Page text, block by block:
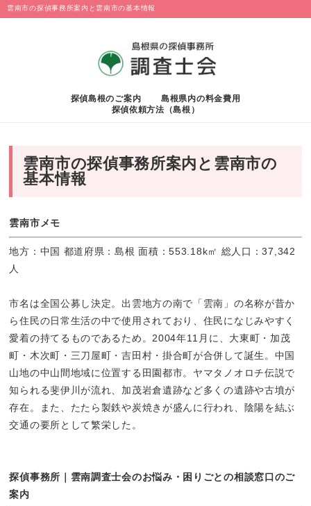
雲南市の探偵事務所案内と雲南市の
基本情報
雲南市メモ
地方：中国 都道府県：島根 面積：553.18k㎡ 総人口：37,342
人
市名は全国公募し決定。出雲地方の南で「雲南」の名称が昔か
ら住民の日常生活の中で使用されており、住民になじみやすく
愛着の持てるものであるため。2004年11月に、大東町・加茂
町・木次町・三刀屋町・吉田村・掛合町が合併して誕生。中国
山地の中山間地域に位置する田園都市。ヤマタノオロチ伝説で
知られる斐伊川が流れ、加茂岩倉遺跡など多くの遺跡や古墳が
存在。また、たたら製鉄や炭焼きが盛んに行われ、陰陽を結ぶ
交通の要所として繁栄した。
探偵事務所｜雲南調査士会のお悩み・困りごとの相談窓口のご
案内
雲南市の探偵事務所案内と雲南市の基本情報
探偵島根のご案内
島根県内の料金費用
探偵依頼方法（島根）